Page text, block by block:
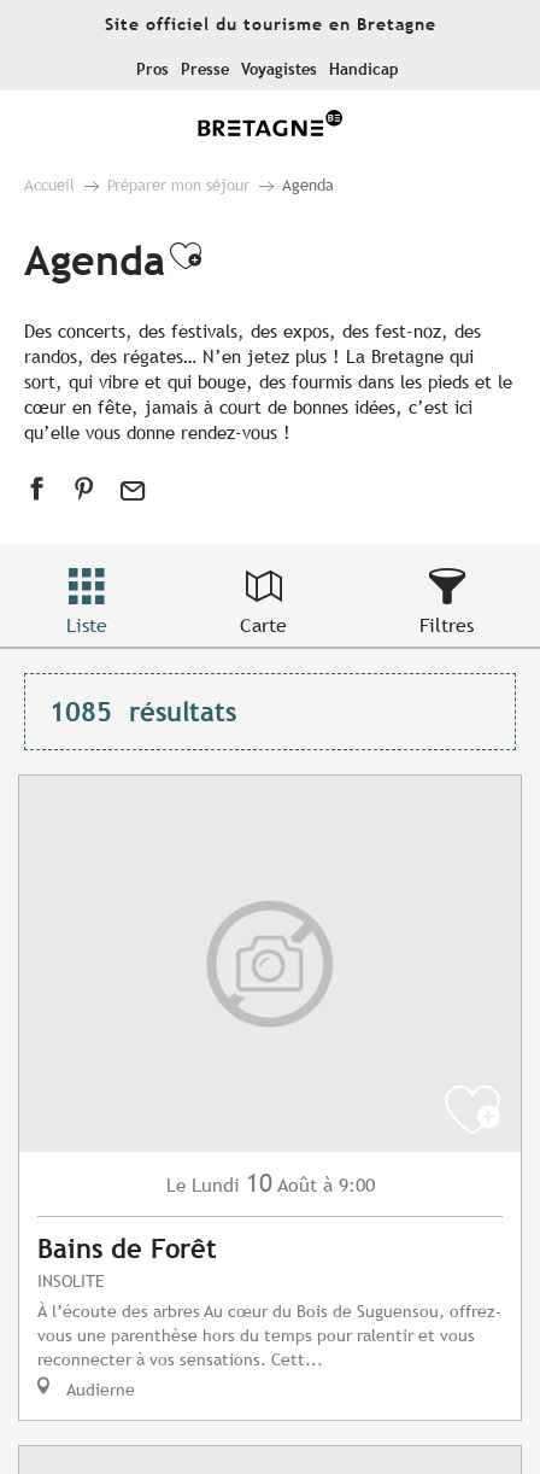
Site officiel du tourisme en Bretagne
Pros Presse Voyagistes Handicap
Accueil Préparer mon séjour Agenda
AgendaAjouter aux favoris
Des concerts, des festivals, des expos, des fest-noz, des
randos, des régates… N’en jetez plus ! La Bretagne qui
sort, qui vibre et qui bouge, des fourmis dans les pieds et le
cœur en fête, jamais à court de bonnes idées, c’est ici
qu’elle vous donne rendez-vous !
Liste Carte Filtres
1085 résultats
Le Lundi 10 Août à 9:00
Bains de Forêt
INSOLITE
À l’écoute des arbres Au cœur du Bois de Suguensou, offrez-
vous une parenthèse hors du temps pour ralentir et vous
reconnecter à vos sensations. Cett...
Audierne